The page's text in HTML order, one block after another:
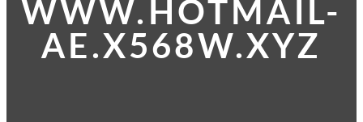
WWW.HOTMAIL-
AE.X568W.XYZ